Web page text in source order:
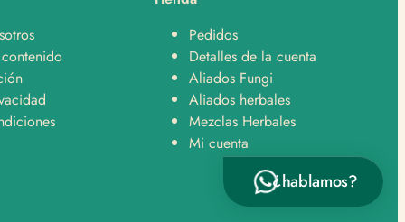
Pedidos
Detalles de la cuenta
Aliados Fungi
Aliados herbales
Mezclas Herbales
Mi cuenta
¿hablamos?
Hola, quiero saber sobre envíos y despachos 🚚
Hola, tengo una pregunta sobre un producto 👋
Enviar por WhatsApp